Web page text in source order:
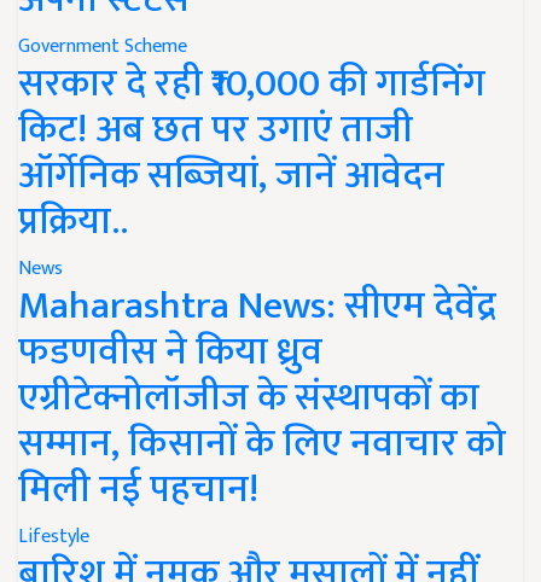
Government Scheme
सरकार दे रही ₹10,000 की गार्डनिंग
किट! अब छत पर उगाएं ताजी
ऑर्गेनिक सब्जियां, जानें आवेदन
प्रक्रिया..
News
Maharashtra News: सीएम देवेंद्र
फडणवीस ने किया ध्रुव
एग्रीटेक्नोलॉजीज के संस्थापकों का
सम्मान, किसानों के लिए नवाचार को
मिली नई पहचान!
Lifestyle